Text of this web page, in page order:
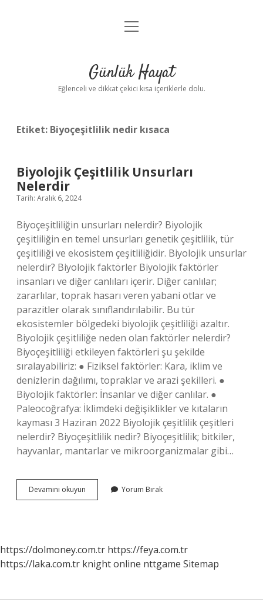
Anasayfa
Yasal Uyarı
menüyü
Günlük Hayat
Eğlenceli ve dikkat çekici kısa içeriklerle dolu.
Etiket: Biyoçeşitlilik nedir kısaca
Biyolojik Çeşitlilik Unsurları
Nelerdir
Tarih: Aralık 6, 2024
Biyoçeşitliliğin unsurları nelerdir? Biyolojik
çeşitliliğin en temel unsurları genetik çeşitlilik, tür
çeşitliliği ve ekosistem çeşitliliğidir. Biyolojik unsurlar
nelerdir? Biyolojik faktörler Biyolojik faktörler
insanları ve diğer canlıları içerir. Diğer canlılar;
zararlılar, toprak hasarı veren yabani otlar ve
parazitler olarak sınıflandırılabilir. Bu tür
ekosistemler bölgedeki biyolojik çeşitliliği azaltır.
Biyolojik çeşitliliğe neden olan faktörler nelerdir?
Biyoçeşitliliği etkileyen faktörleri şu şekilde
sıralayabiliriz: ● Fiziksel faktörler: Kara, iklim ve
denizlerin dağılımı, topraklar ve arazi şekilleri. ●
Biyolojik faktörler: İnsanlar ve diğer canlılar. ●
Paleocoğrafya: İklimdeki değişiklikler ve kıtaların
kayması 3 Haziran 2022 Biyolojik çeşitlilik çeşitleri
nelerdir? Biyoçeşitlilik nedir? Biyoçeşitlilik; bitkiler,
hayvanlar, mantarlar ve mikroorganizmalar gibi…
Devamını okuyun Biyolojik
Çeşitlilik
Yorum Bırak
https://dolmoney.com.tr https://feya.com.tr
https://laka.com.tr knight online nttgame Sitemap